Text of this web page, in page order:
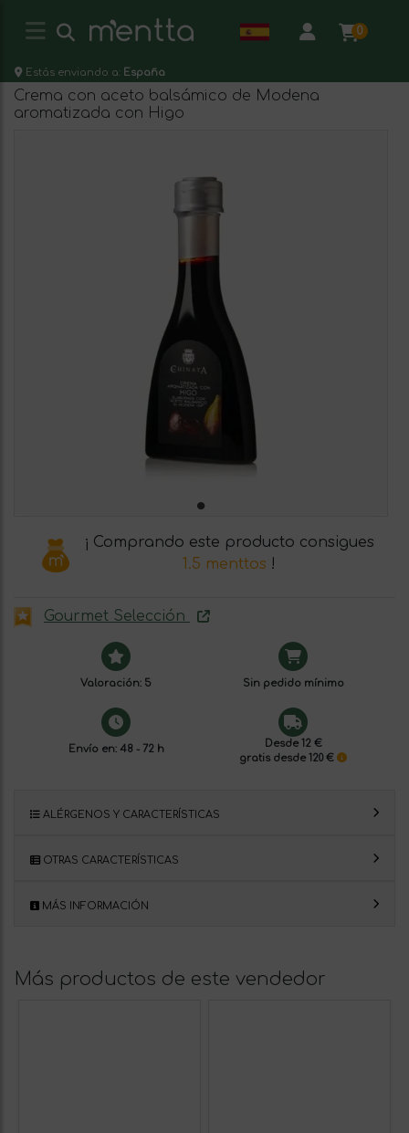
0
Estás enviando a: España
Crema con aceto balsámico de Modena
aromatizada con Higo
¡ Comprando este producto consigues
1.5 menttos !
Gourmet Selección
Valoración: 5 Sin pedido mínimo
Envío en: 48 - 72 h
Desde 12 €
gratis desde 120 €
ALÉRGENOS Y CARACTERÍSTICAS
OTRAS CARACTERÍSTICAS
MÁS INFORMACIÓN
Más productos de este vendedor